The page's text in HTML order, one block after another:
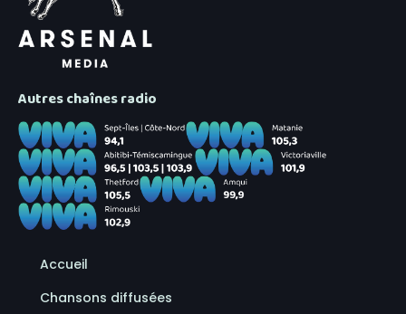
Autres chaînes radio
Accueil
Chansons diffusées